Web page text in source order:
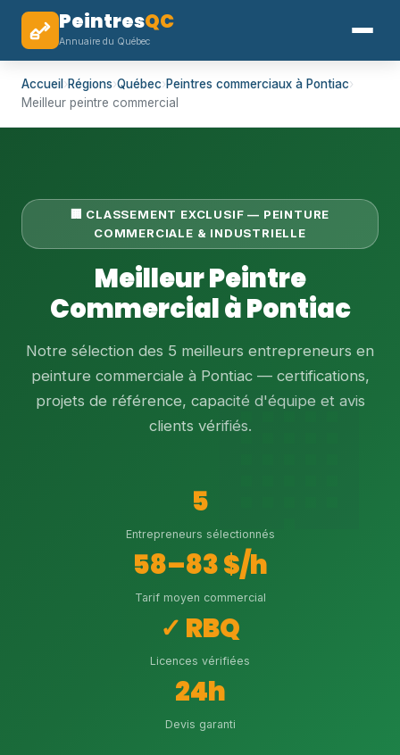
PeintresQC
Annuaire du Québec
Accueil ›Régions›Québec›Peintres commerciaux à Pontiac›
Meilleur peintre commercial
🏢 CLASSEMENT EXCLUSIF — PEINTURE
COMMERCIALE & INDUSTRIELLE
Meilleur Peintre
Commercial à Pontiac
Notre sélection des 5 meilleurs entrepreneurs en
peinture commerciale à Pontiac — certifications,
projets de référence, capacité d'équipe et avis
clients vérifiés.
5
Entrepreneurs sélectionnés
58–83 $/h
Tarif moyen commercial
✓ RBQ
Licences vérifiées
24h
Devis garanti